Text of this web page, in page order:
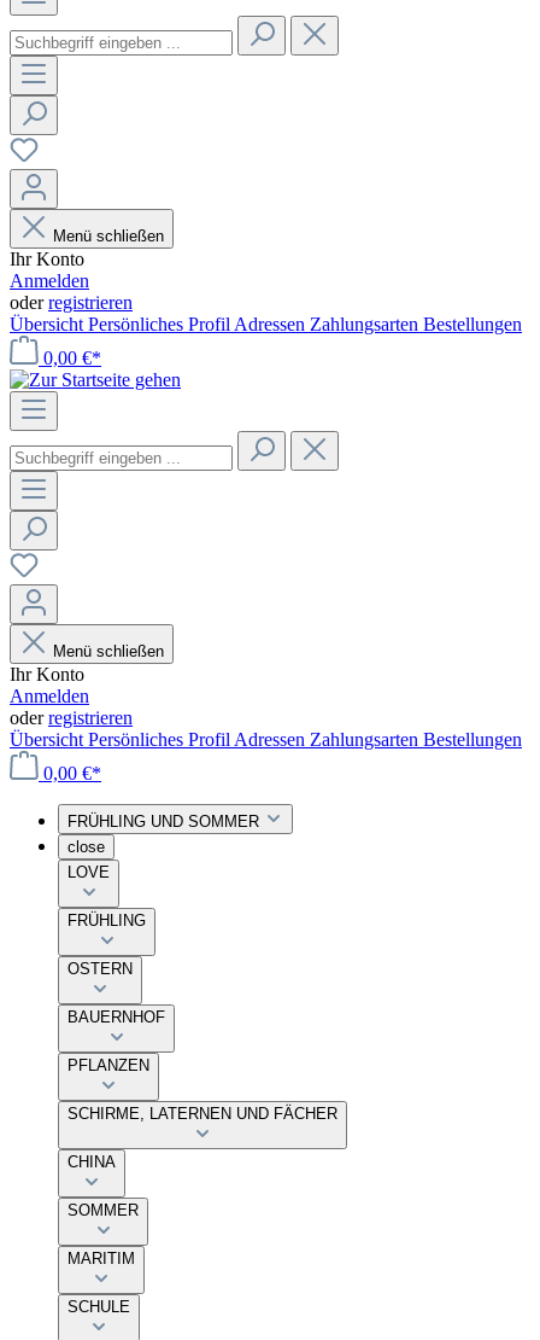
Menü schließen
Ihr Konto
Anmelden
oderregistrieren
Übersicht Persönliches Profil Adressen Zahlungsarten Bestellungen
0,00 €*
Menü schließen
Ihr Konto
Anmelden
oderregistrieren
Übersicht Persönliches Profil Adressen Zahlungsarten Bestellungen
0,00 €*
FRÜHLING UND SOMMER
close
LOVE
FRÜHLING
OSTERN
BAUERNHOF
PFLANZEN
SCHIRME, LATERNEN UND FÄCHER
CHINA
SOMMER
MARITIM
SCHULE